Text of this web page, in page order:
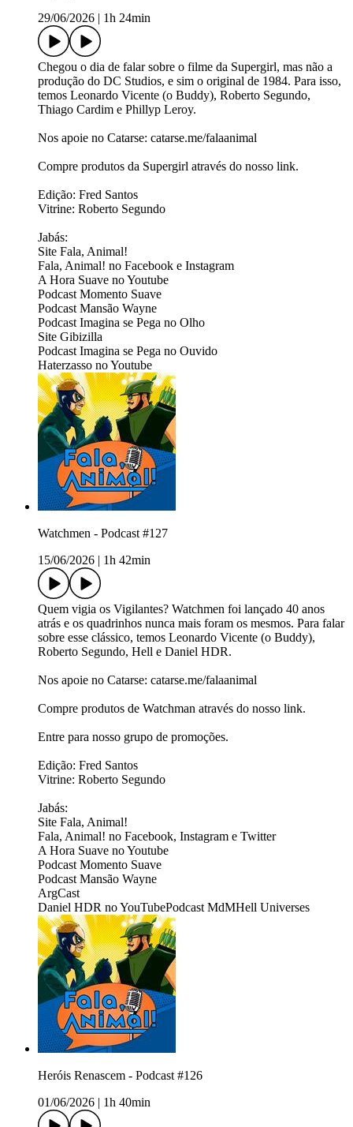
29/06/2026
1h 24min
Chegou o dia de falar sobre o filme da Supergirl, mas não a
produção do DC Studios, e sim o original de 1984. Para isso,
temos Leonardo Vicente (o Buddy), Roberto Segundo,
Thiago Cardim e Phillyp Leroy.
Nos apoie no Catarse: ⁠⁠⁠⁠⁠⁠⁠⁠⁠⁠⁠⁠⁠⁠⁠⁠catarse.me/falaanimal⁠⁠⁠⁠⁠⁠⁠⁠⁠
Compre produtos da Supergirl ⁠⁠⁠através do nosso link.⁠⁠⁠
Edição: Fred Santos
Vitrine: Roberto Segundo
Jabás:
Site ⁠⁠⁠⁠⁠⁠⁠⁠⁠⁠⁠⁠⁠⁠⁠⁠⁠⁠⁠⁠⁠⁠⁠⁠⁠⁠⁠⁠⁠⁠⁠Fala, Animal!⁠⁠⁠⁠⁠⁠⁠⁠⁠⁠⁠⁠⁠⁠⁠⁠⁠⁠⁠⁠⁠⁠⁠⁠⁠⁠⁠⁠⁠⁠⁠
Fala, Animal! no ⁠⁠⁠⁠⁠⁠⁠⁠⁠⁠⁠⁠⁠⁠⁠⁠⁠⁠⁠⁠⁠⁠⁠⁠⁠⁠⁠⁠⁠⁠⁠Facebook⁠⁠⁠⁠⁠⁠⁠⁠⁠⁠⁠⁠⁠⁠⁠⁠⁠⁠⁠⁠⁠⁠⁠⁠⁠⁠⁠⁠⁠⁠⁠ e ⁠⁠⁠⁠⁠⁠⁠⁠⁠⁠⁠⁠⁠⁠⁠⁠⁠⁠⁠⁠⁠⁠⁠⁠⁠⁠⁠⁠⁠⁠⁠Instagram ⁠⁠⁠⁠⁠⁠⁠⁠⁠⁠⁠⁠⁠⁠⁠⁠⁠⁠⁠⁠⁠⁠⁠⁠⁠⁠⁠⁠⁠⁠⁠
A Hora Suave no ⁠⁠⁠⁠⁠⁠⁠⁠⁠⁠⁠⁠⁠⁠⁠⁠⁠⁠⁠⁠⁠⁠⁠⁠⁠⁠⁠⁠⁠⁠⁠Youtube⁠⁠⁠⁠⁠⁠⁠⁠⁠⁠⁠⁠⁠⁠⁠⁠⁠⁠⁠⁠⁠⁠⁠⁠⁠⁠⁠⁠⁠⁠⁠
Podcast ⁠⁠⁠⁠⁠⁠⁠⁠⁠⁠⁠⁠⁠⁠⁠⁠⁠⁠⁠⁠⁠⁠⁠⁠⁠Momento Suave⁠⁠⁠⁠⁠⁠⁠⁠⁠⁠⁠⁠⁠⁠⁠⁠⁠⁠⁠
Podcast ⁠⁠⁠⁠⁠⁠⁠⁠⁠⁠⁠⁠⁠⁠⁠⁠⁠⁠⁠⁠⁠⁠⁠⁠⁠⁠⁠⁠⁠⁠⁠⁠Mansão Wayne⁠⁠⁠⁠⁠⁠⁠⁠⁠⁠⁠⁠⁠⁠⁠⁠⁠⁠⁠⁠⁠⁠
Podcast ⁠⁠⁠⁠⁠⁠⁠⁠⁠⁠⁠⁠⁠⁠⁠⁠⁠⁠⁠⁠⁠⁠Imagina se Pega no Olho⁠⁠⁠⁠⁠⁠⁠⁠⁠⁠⁠⁠⁠⁠⁠⁠⁠⁠⁠⁠⁠⁠
Site ⁠⁠⁠⁠⁠⁠⁠⁠⁠⁠⁠⁠⁠⁠⁠⁠⁠⁠⁠⁠⁠⁠Gibizilla⁠⁠⁠⁠⁠⁠⁠⁠⁠⁠⁠⁠⁠⁠⁠⁠⁠⁠⁠⁠⁠⁠
Podcast ⁠⁠⁠⁠⁠⁠⁠⁠⁠⁠⁠⁠⁠⁠⁠⁠⁠⁠⁠⁠⁠⁠Imagina se Pega no Ouvido
Haterzasso no⁠⁠⁠⁠⁠⁠⁠⁠⁠⁠⁠⁠⁠⁠⁠⁠ Youtube⁠⁠⁠
Watchmen - Podcast #127
15/06/2026
1h 42min
Quem vigia os Vigilantes? Watchmen foi lançado 40 anos
atrás e os quadrinhos nunca mais foram os mesmos. Para falar
sobre esse clássico, temos Leonardo Vicente (o Buddy),
Roberto Segundo, Hell e Daniel HDR.
Nos apoie no Catarse: ⁠⁠⁠⁠⁠⁠⁠⁠⁠⁠⁠⁠⁠⁠⁠catarse.me/falaanimal⁠⁠⁠⁠⁠⁠⁠
Compre produtos de Watchman através do nosso link.⁠
⁠⁠Entre para nosso grupo de promoções.⁠⁠⁠⁠⁠⁠
Edição: Fred Santos
Vitrine: Roberto Segundo
Jabás:
Site ⁠⁠⁠⁠⁠⁠⁠⁠⁠⁠⁠⁠⁠⁠⁠⁠⁠⁠⁠⁠⁠⁠⁠Fala, Animal!⁠⁠⁠⁠⁠⁠⁠⁠⁠⁠⁠⁠⁠⁠⁠⁠⁠⁠⁠⁠⁠⁠⁠
Fala, Animal! no ⁠⁠⁠⁠⁠⁠⁠⁠⁠⁠⁠⁠⁠⁠⁠⁠⁠⁠⁠⁠⁠⁠⁠Facebook⁠⁠⁠⁠⁠⁠⁠⁠⁠⁠⁠⁠⁠⁠⁠⁠⁠⁠⁠⁠⁠⁠⁠, ⁠⁠⁠⁠⁠⁠⁠⁠⁠⁠⁠⁠⁠⁠⁠⁠⁠⁠⁠⁠⁠⁠⁠Instagram ⁠⁠⁠⁠⁠⁠⁠⁠⁠⁠⁠⁠⁠⁠⁠⁠⁠⁠⁠⁠⁠⁠⁠e ⁠⁠⁠⁠⁠⁠⁠⁠⁠⁠⁠⁠⁠⁠⁠⁠⁠⁠⁠⁠⁠⁠⁠Twitter⁠⁠⁠⁠⁠⁠⁠⁠⁠⁠⁠⁠⁠⁠⁠⁠⁠⁠⁠⁠⁠⁠⁠
A Hora Suave no ⁠⁠⁠⁠⁠⁠⁠⁠⁠⁠⁠⁠⁠⁠⁠⁠⁠⁠⁠⁠⁠⁠⁠Youtube⁠⁠⁠⁠⁠⁠⁠⁠⁠⁠⁠⁠⁠⁠⁠⁠⁠⁠⁠⁠⁠⁠⁠
Podcast ⁠⁠⁠⁠⁠⁠⁠⁠⁠⁠⁠⁠⁠⁠⁠⁠⁠Momento Suave⁠⁠⁠⁠⁠⁠⁠⁠⁠⁠⁠
Podcast ⁠⁠⁠⁠⁠⁠⁠⁠⁠⁠⁠⁠⁠⁠⁠⁠⁠⁠⁠⁠⁠⁠⁠⁠Mansão Wayne⁠⁠⁠⁠⁠⁠⁠⁠⁠⁠⁠⁠⁠⁠⁠⁠⁠⁠⁠⁠⁠⁠⁠⁠⁠⁠⁠⁠⁠⁠⁠⁠⁠⁠⁠⁠⁠⁠⁠⁠⁠⁠⁠⁠⁠⁠⁠⁠⁠⁠⁠⁠⁠
⁠⁠ArgCast⁠⁠
Daniel HDR no ⁠⁠YouTubePodcast MdM⁠⁠⁠Hell Universes
Heróis Renascem - Podcast #126
01/06/2026
1h 40min